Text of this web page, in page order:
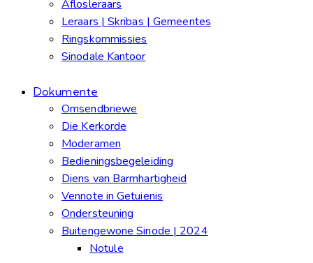
Aflosleraars
Leraars | Skribas | Gemeentes
Ringskommissies
Sinodale Kantoor
Dokumente
Omsendbriewe
Die Kerkorde
Moderamen
Bedieningsbegeleiding
Diens van Barmhartigheid
Vennote in Getuienis
Ondersteuning
Buitengewone Sinode | 2024
Notule